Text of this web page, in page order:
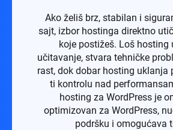
Ako želiš brz, stabilan i
sajt, izbor hostinga direktno
koje postižeš. Loš hosting
učitavanje, stvara tehničke
rast, dok dobar hosting uklanja
ti kontrolu nad
hosting za WordPress je
optimizovan za WordPress,
podršku i omogućava